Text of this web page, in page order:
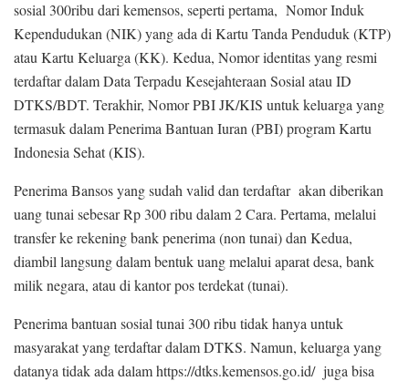
sosial 300ribu dari kemensos, seperti pertama, Nomor Induk
Kependudukan (NIK) yang ada di Kartu Tanda Penduduk (KTP)
atau Kartu Keluarga (KK). Kedua, Nomor identitas yang resmi
terdaftar dalam Data Terpadu Kesejahteraan Sosial atau ID
DTKS/BDT. Terakhir, Nomor PBI JK/KIS untuk keluarga yang
termasuk dalam Penerima Bantuan Iuran (PBI) program Kartu
Indonesia Sehat (KIS).
Penerima Bansos yang sudah valid dan terdaftar akan diberikan
uang tunai sebesar Rp 300 ribu dalam 2 Cara. Pertama, melalui
transfer ke rekening bank penerima (non tunai) dan Kedua,
diambil langsung dalam bentuk uang melalui aparat desa, bank
milik negara, atau di kantor pos terdekat (tunai).
Penerima bantuan sosial tunai 300 ribu tidak hanya untuk
masyarakat yang terdaftar dalam DTKS. Namun, keluarga yang
datanya tidak ada dalam https://dtks.kemensos.go.id/ juga bisa